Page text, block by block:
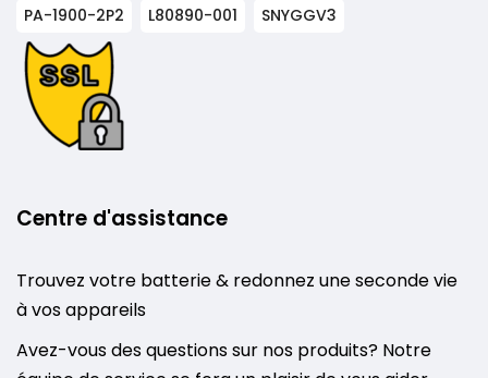
PA-1900-2P2
L80890-001 SNYGGV3
Centre d'assistance
Trouvez votre batterie & redonnez une seconde vie
à vos appareils
Avez-vous des questions sur nos produits? Notre